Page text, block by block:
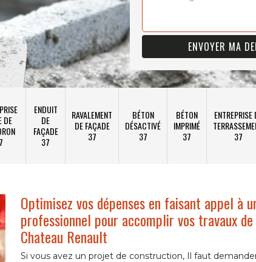
DE
ENDUIT
DE
FAÇADE
37
RAVALEMENT
DE FAÇADE
37
BÉTON
DÉSACTIVÉ
37
BÉTON
IMPRIMÉ
37
ENTREPRISE
37
Optimisez vos dépenses en faisant appel à
professionnel pour accomplir vos travaux
Chateau Renault
Si vous avez un projet de construction, Il faut